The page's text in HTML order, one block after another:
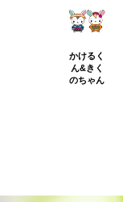
かけるく
ん&きく
のちゃん